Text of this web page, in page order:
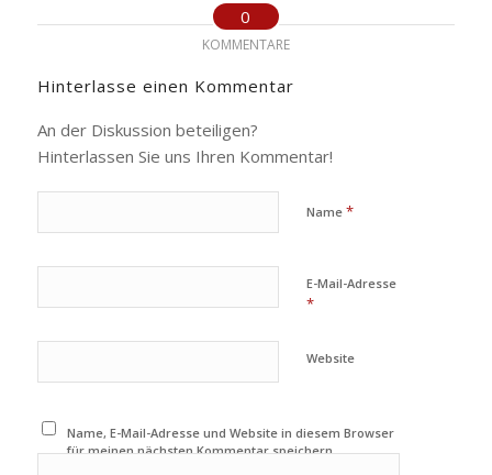
0
KOMMENTARE
Hinterlasse einen Kommentar
An der Diskussion beteiligen?
Hinterlassen Sie uns Ihren Kommentar!
Name *
E-Mail-Adresse
*
Website
Name, E-Mail-Adresse und Website in diesem Browser
für meinen nächsten Kommentar speichern.